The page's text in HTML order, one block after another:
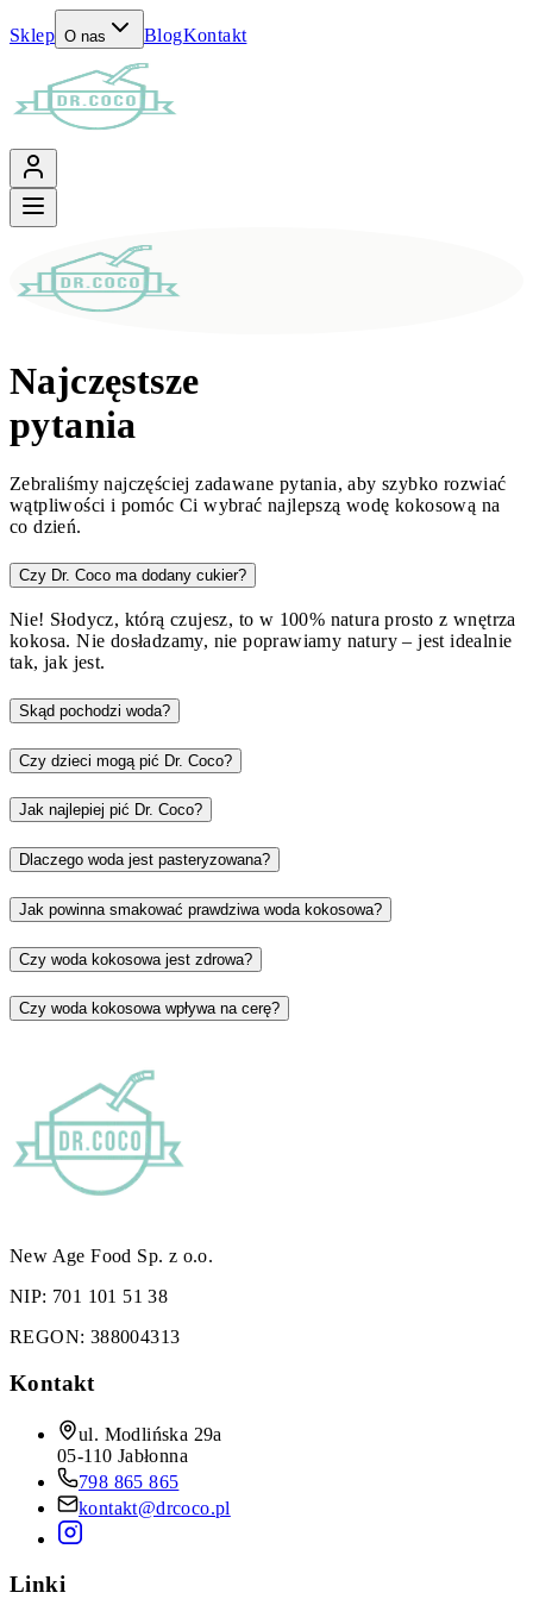
Sklep O nas BlogKontakt
Najczęstsze
pytania
Zebraliśmy najczęściej zadawane pytania, aby szybko rozwiać
wątpliwości i pomóc Ci wybrać najlepszą wodę kokosową na
co dzień.
Czy Dr. Coco ma dodany cukier?
Nie! Słodycz, którą czujesz, to w 100% natura prosto z wnętrza
kokosa. Nie dosładzamy, nie poprawiamy natury – jest idealnie
tak, jak jest.
Skąd pochodzi woda?
Czy dzieci mogą pić Dr. Coco?
Jak najlepiej pić Dr. Coco?
Dlaczego woda jest pasteryzowana?
Jak powinna smakować prawdziwa woda kokosowa?
Czy woda kokosowa jest zdrowa?
Czy woda kokosowa wpływa na cerę?
New Age Food Sp. z o.o.
NIP: 701 101 51 38
REGON: 388004313
Kontakt
ul. Modlińska 29a
05-110 Jabłonna
798 865 865
kontakt@drcoco.pl
Linki